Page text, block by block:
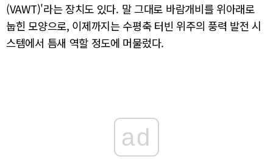
(VAWT)'라는 장치도 있다. 말 그대로 바람개비를 위아래로
눕힌 모양으로, 이제까지는 수평축 터빈 위주의 풍력 발전 시
스템에서 틈새 역할 정도에 머물렀다.
ad